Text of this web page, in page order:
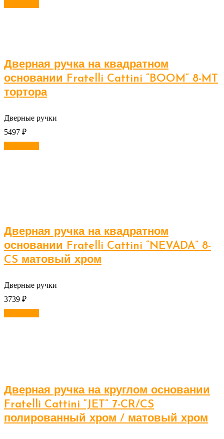
Дверная ручка на квадратном
основании Fratelli Cattini “BOOM” 8-MT
тортора
Дверные ручки
5497 ₽
Дверная ручка на квадратном
основании Fratelli Cattini “NEVADA” 8-
CS матовый хром
Дверные ручки
3739 ₽
Дверная ручка на круглом основании
Fratelli Cattini “JET” 7-CR/CS
полированный хром / матовый хром